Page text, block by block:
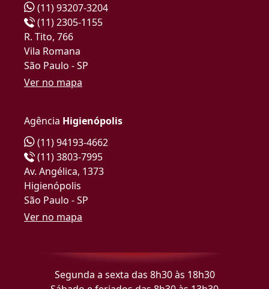
(11) 93207-3204
(11) 2305-1155
R. Tito, 766
Vila Romana
São Paulo - SP
Ver no mapa
Agência Higienópolis
(11) 94193-4662
(11) 3803-7995
Av. Angélica, 1373
Higienópolis
São Paulo - SP
Ver no mapa
Segunda a sexta das 8h30 às 18h30